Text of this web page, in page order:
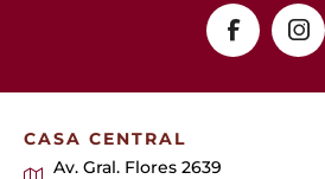
CASA CENTRAL
Av. Gral. Flores 2639